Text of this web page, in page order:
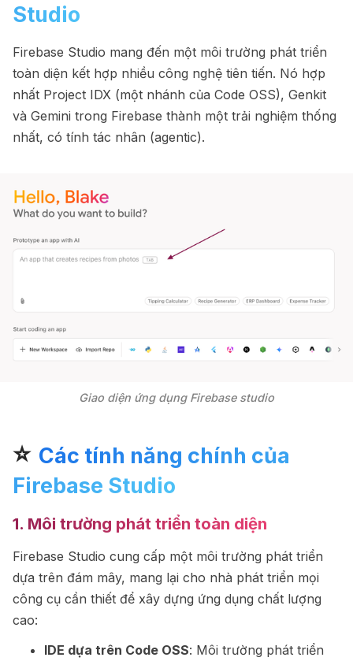
Studio
Firebase Studio mang đến một môi trường phát triển
toàn diện kết hợp nhiều công nghệ tiên tiến. Nó hợp
nhất Project IDX (một nhánh của Code OSS), Genkit
và Gemini trong Firebase thành một trải nghiệm thống
nhất, có tính tác nhân (agentic).
Giao diện ứng dụng Firebase studio
⭐ Các tính năng chính của
Firebase Studio
1. Môi trường phát triển toàn diện
Firebase Studio cung cấp một môi trường phát triển
dựa trên đám mây, mang lại cho nhà phát triển mọi
công cụ cần thiết để xây dựng ứng dụng chất lượng
cao:
IDE dựa trên Code OSS: Môi trường phát triển